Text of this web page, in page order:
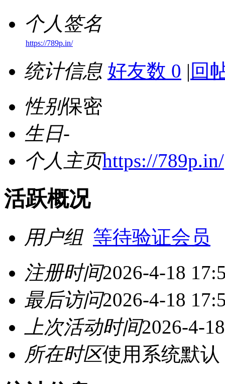
个人签名
https://789p.in/
统计信息 好友数 0 | 回
性别保密
生日-
个人主页https://789p.in/
活跃概况
用户组 等待验证会员
注册时间2026-4-18
最后访问2026-4-18
上次活动时间2026-4-
所在时区使用系统默认